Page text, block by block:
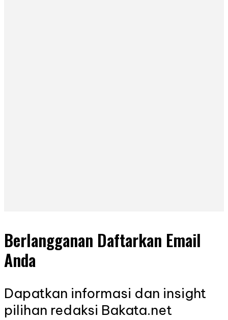
Berlangganan Daftarkan Email
Anda
Dapatkan informasi dan insight
pilihan redaksi Bakata.net